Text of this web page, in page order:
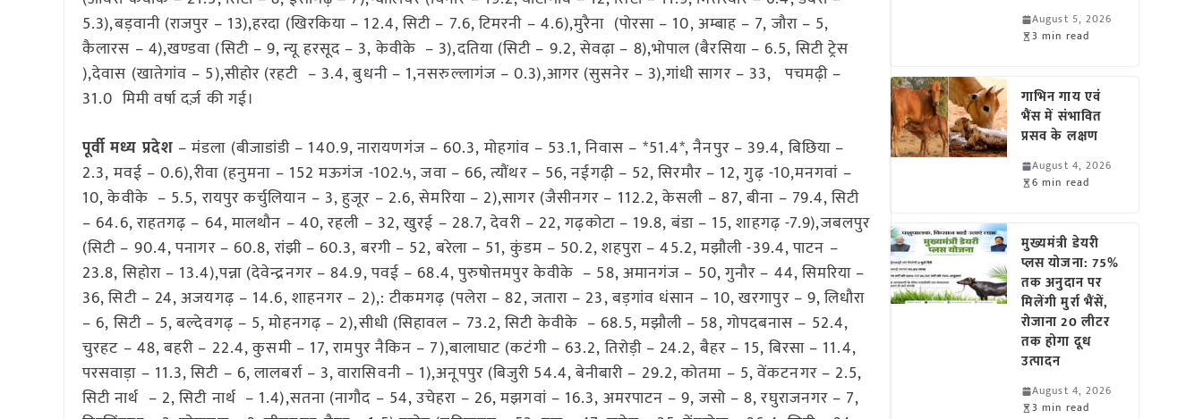
5.3),बड़वानी (राजपुर – 13),हरदा (खिरकिया – 12.4, सिटी – 7.6, टिमरनी – 4.6),मुरैना (पोरसा – 10, अम्बाह – 7, जौरा – 5,
कैलारस – 4),खण्डवा (सिटी – 9, न्यू हरसूद – 3, केवीके – 3),दतिया (सिटी – 9.2, सेवढ़ा – 8),भोपाल (बैरसिया – 6.5, सिटी ट्रेस
),देवास (खातेगांव – 5),सीहोर (रहटी – 3.4, बुधनी – 1,नसरुल्लागंज – 0.3),आगर (सुसनेर – 3),गांधी सागर – 33, पचमढ़ी –
31.0 मिमी वर्षा दर्ज़ की गई।
पूर्वी मध्य प्रदेश – मंडला (बीजाडांडी – 140.9, नारायणगंज – 60.3, मोहगांव – 53.1, निवास – *51.4*, नैनपुर – 39.4, बिछिया –
2.3, मवई – 0.6),रीवा (हनुमना – 152 मऊगंज -102.५, जवा – 66, त्यौंथर – 56, नईगढ़ी – 52, सिरमौर – 12, गुढ़ -10,मनगवां –
10, केवीके – 5.5, रायपुर कर्चुलियान – 3, हुजूर – 2.6, सेमरिया – 2),सागर (जैसीनगर – 112.2, केसली – 87, बीना – 79.4, सिटी
– 64.6, राहतगढ़ – 64, मालथौन – 40, रहली – 32, खुरई – 28.7, देवरी – 22, गढ़कोटा – 19.8, बंडा – 15, शाहगढ़ -7.9),जबलपुर
(सिटी – 90.4, पनागर – 60.8, रांझी – 60.3, बरगी – 52, बरेला – 51, कुंडम – 50.2, शहपुरा – 45.2, मझौली -39.4, पाटन –
23.8, सिहोरा – 13.4),पन्ना (देवेन्द्रनगर – 84.9, पवई – 68.4, पुरुषोत्तमपुर केवीके – 58, अमानगंज – 50, गुनौर – 44, सिमरिया –
36, सिटी – 24, अजयगढ़ – 14.6, शाहनगर – 2),: टीकमगढ़ (पलेरा – 82, जतारा – 23, बड़गांव धंसान – 10, खरगापुर – 9, लिधौरा
– 6, सिटी – 5, बल्देवगढ़ – 5, मोहनगढ़ – 2),सीधी (सिहावल – 73.2, सिटी केवीके – 68.5, मझौली – 58, गोपदबनास – 52.4,
चुरहट – 48, बहरी – 22.4, कुसमी – 17, रामपुर नैकिन – 7),बालाघाट (कटंगी – 63.2, तिरोड़ी – 24.2, बैहर – 15, बिरसा – 11.4,
परसवाड़ा – 11.3, सिटी – 6, लालबर्रा – 3, वारासिवनी – 1),अनूपपुर (बिजुरी 54.4, बेनीबारी – 29.2, कोतमा – 5, वेंकटनगर – 2.5,
सिटी नार्थ – 2, सिटी नार्थ – 1.4),सतना (नागौद – 54, उचेहरा – 26, मझगवां – 16.3, अमरपाटन – 9, जसो – 8, रघुराजनगर – 7,
August 5, 2026
3 min read
गाभिन गाय एवं
भैंस में संभावित
प्रसव के लक्षण
August 4, 2026
6 min read
मुख्यमंत्री डेयरी
प्लस योजना: 75%
तक अनुदान पर
मिलेंगी मुर्रा भैंसें,
रोजाना 20 लीटर
तक होगा दूध
उत्पादन
August 4, 2026
3 min read